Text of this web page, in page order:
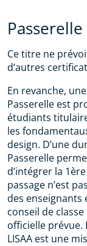
Passerelle
Ce titre ne
d’autres
En revanche,
Passerelle est
étudiants
les
design. D’une
Passerelle
d’intégrer la
passage n’est
des enseignants
conseil de
officielle prévue.
LISAA est une